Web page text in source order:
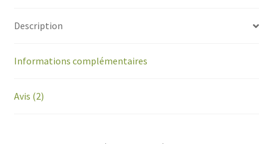
Description
Informations complémentaires
Avis (2)